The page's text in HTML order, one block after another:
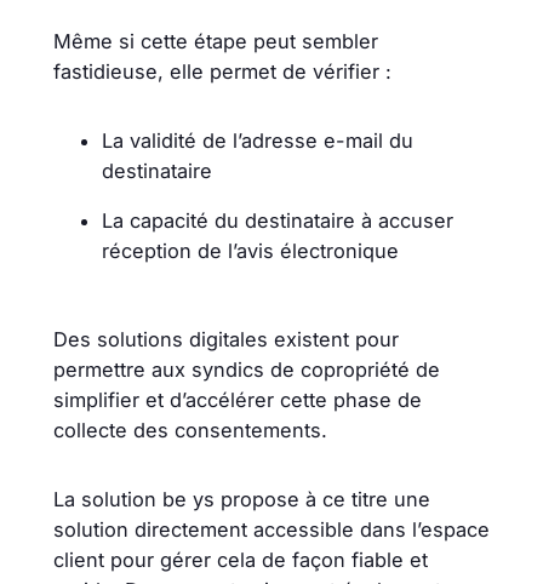
Même si cette étape peut sembler
fastidieuse, elle permet de vérifier :
La validité de l’adresse e-mail du
destinataire
La capacité du destinataire à accuser
réception de l’avis électronique
Des solutions digitales existent pour
permettre aux syndics de copropriété de
simplifier et d’accélérer cette phase de
collecte des consentements.
La solution be ys propose à ce titre une
solution directement accessible dans l’espace
client pour gérer cela de façon fiable et